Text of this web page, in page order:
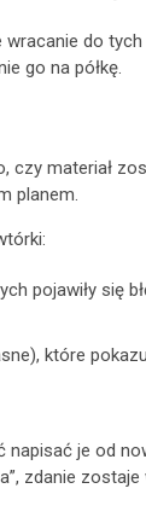
do
go na półkę.
czy materiał
planem.
pojawiły się
które
je od
zdanie